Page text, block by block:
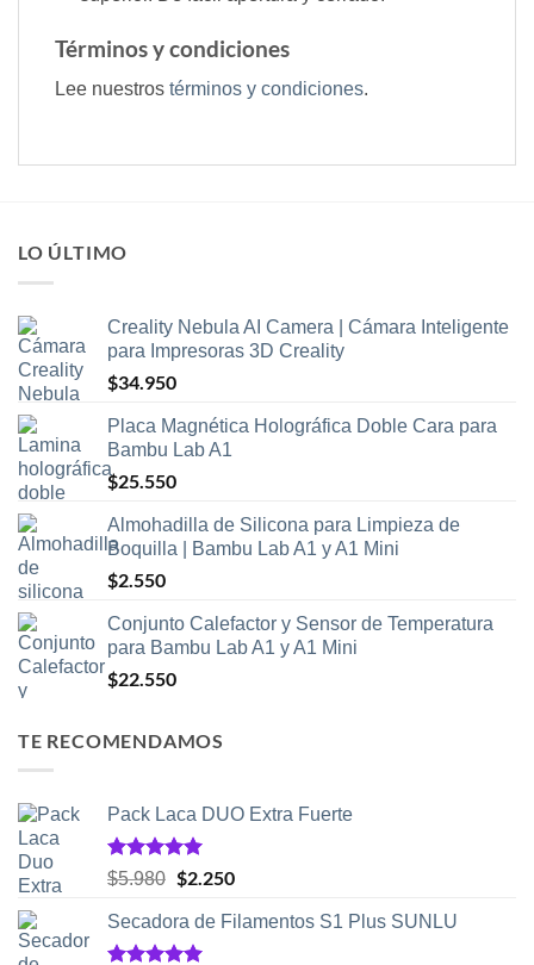
Términos y condiciones
Lee nuestros términos y condiciones.
LO ÚLTIMO
Creality Nebula AI Camera | Cámara Inteligente
para Impresoras 3D Creality
$34.950
Placa Magnética Holográfica Doble Cara para
Bambu Lab A1
$25.550
Almohadilla de Silicona para Limpieza de
Boquilla | Bambu Lab A1 y A1 Mini
$2.550
Conjunto Calefactor y Sensor de Temperatura
para Bambu Lab A1 y A1 Mini
$22.550
TE RECOMENDAMOS
Pack Laca DUO Extra Fuerte
Valorado
de 5
$5.980 El
original
era:
$2.250El
actual
Secadora de Filamentos S1 Plus SUNLU